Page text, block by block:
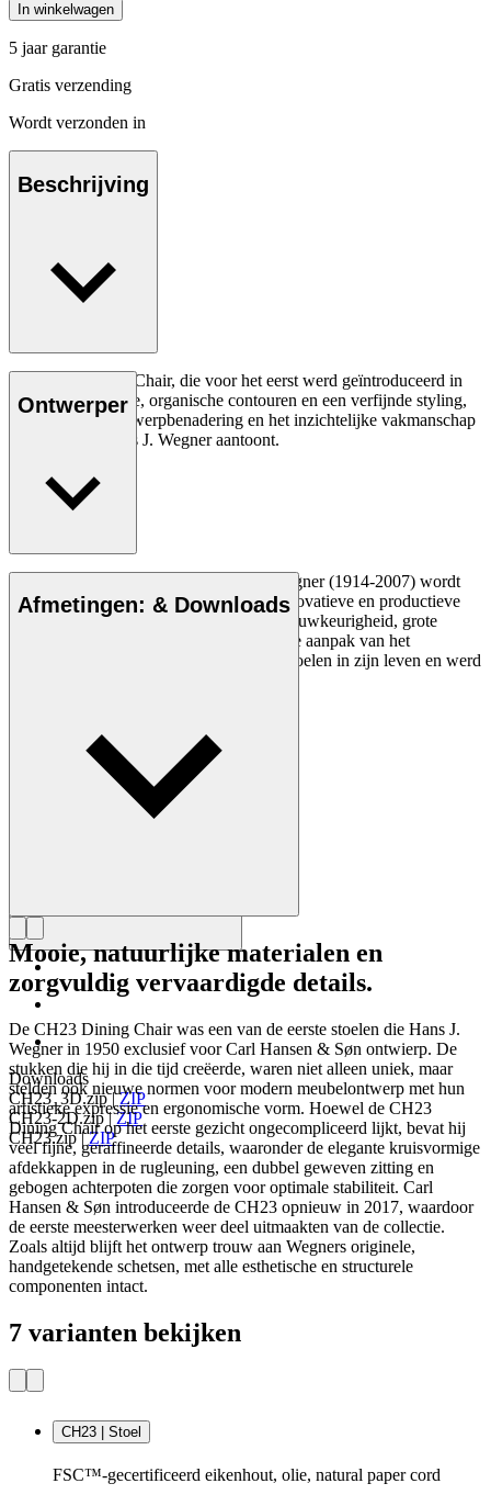
In winkelwagen
5 jaar garantie
Gratis verzending
Wordt verzonden in
Beschrijving
De CH23 Dining Chair, die voor het eerst werd geïntroduceerd in
1950, heeft strakke, organische contouren en een verfijnde styling,
wat de unieke ontwerpbenadering en het inzichtelijke vakmanschap
van de jonge Hans J. Wegner aantoont.
Lees meer
Ontwerper
De Deense meubelontwerper Hans J. Wegner (1914-2007) wordt
gezien als een van de meest creatieve, innovatieve en productieve
ontwerpers aller tijden, bekend om zijn nauwkeurigheid, grote
inzicht in vakmanschap en compromisloze aanpak van het
ontwerpen. Wegner ontwierp bijna 500 stoelen in zijn leven en werd
Afmetingen: & Downloads
Downloads
CH23_3D.zip|ZIP
CH23-2D.zip|ZIP
CH23.zip|ZIP
Mooie, natuurlijke materialen en
zorgvuldig vervaardigde details.
De CH23 Dining Chair was een van de eerste stoelen die Hans J.
Wegner in 1950 exclusief voor Carl Hansen & Søn ontwierp. De
stukken die hij in die tijd creëerde, waren niet alleen uniek, maar
stelden ook nieuwe normen voor modern meubelontwerp met hun
artistieke expressie en ergonomische vorm. Hoewel de CH23
Dining Chair op het eerste gezicht ongecompliceerd lijkt, bevat hij
veel fijne, geraffineerde details, waaronder de elegante kruisvormige
afdekkappen in de rugleuning, een dubbel geweven zitting en
gebogen achterpoten die zorgen voor optimale stabiliteit. Carl
Hansen & Søn introduceerde de CH23 opnieuw in 2017, waardoor
de eerste meesterwerken weer deel uitmaakten van de collectie.
Zoals altijd blijft het ontwerp trouw aan Wegners originele,
handgetekende schetsen, met alle esthetische en structurele
componenten intact.
7 varianten bekijken
CH23 | Stoel
FSC™-gecertificeerd eikenhout, olie, natural paper cord